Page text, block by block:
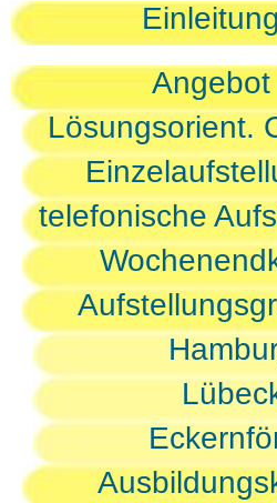
Einleitung
Angebot
Lösungsorient.
telefonische